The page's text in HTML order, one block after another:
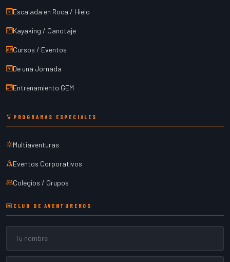
Escalada en Roca / Hielo
Kayaking / Canotaje
Cursos / Eventos
De una Jornada
Entrenamiento GEM
PROGRAMAS ESPECIALES
Multiaventuras
Eventos Corporativos
Colegios / Grupos
CLUB DE AVENTUREROS